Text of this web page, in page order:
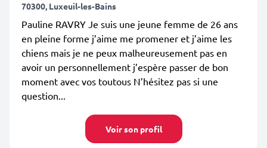
70300, Luxeuil-les-Bains
Pauline RAVRY Je suis une jeune femme de 26 ans
en pleine forme j’aime me promener et j’aime les
chiens mais je ne peux malheureusement pas en
avoir un personnellement j’espère passer de bon
moment avec vos toutous N’hésitez pas si une
question...
Voir son profil